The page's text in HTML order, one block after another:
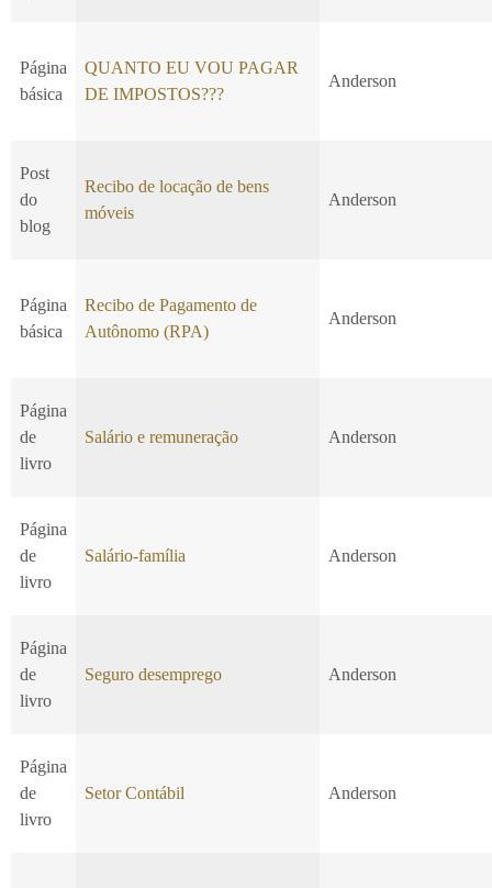
Página
básica
QUANTO EU VOU PAGAR
DE IMPOSTOS???
Anderson
Post
do
blog
Recibo de locação de bens
móveis
Anderson
Página
básica
Recibo de Pagamento de
Autônomo (RPA)
Anderson
Página
de
livro
Salário e remuneração Anderson
Página
de
livro
Salário-família Anderson
Página
de
livro
Seguro desemprego Anderson
Página
de
livro
Setor Contábil Anderson